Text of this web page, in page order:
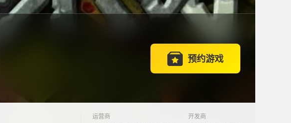
预约游戏
运营商 开发商